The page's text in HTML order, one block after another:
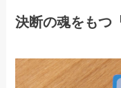
決断の魂をもつ